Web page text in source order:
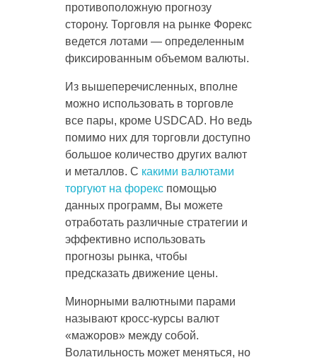
противоположную прогнозу
сторону. Торговля на рынке Форекс
ведется лотами — определенным
фиксированным объемом валюты.
Из вышеперечисленных, вполне
можно использовать в торговле
все пары, кроме USDCAD. Но ведь
помимо них для торговли доступно
большое количество других валют
и металлов. С какими валютами
торгуют на форекспомощью
данных программ, Вы можете
отработать различные стратегии и
эффективно использовать
прогнозы рынка, чтобы
предсказать движение цены.
Минорными валютными парами
называют кросс-курсы валют
«‎мажоров»‎ между собой.
Волатильность может меняться, но